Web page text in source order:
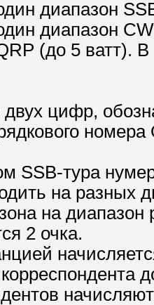
диапазон
диапазон
(до 5 ватт).
двух цифр,
номера
SSB-тура
на разных
на
2 очка.